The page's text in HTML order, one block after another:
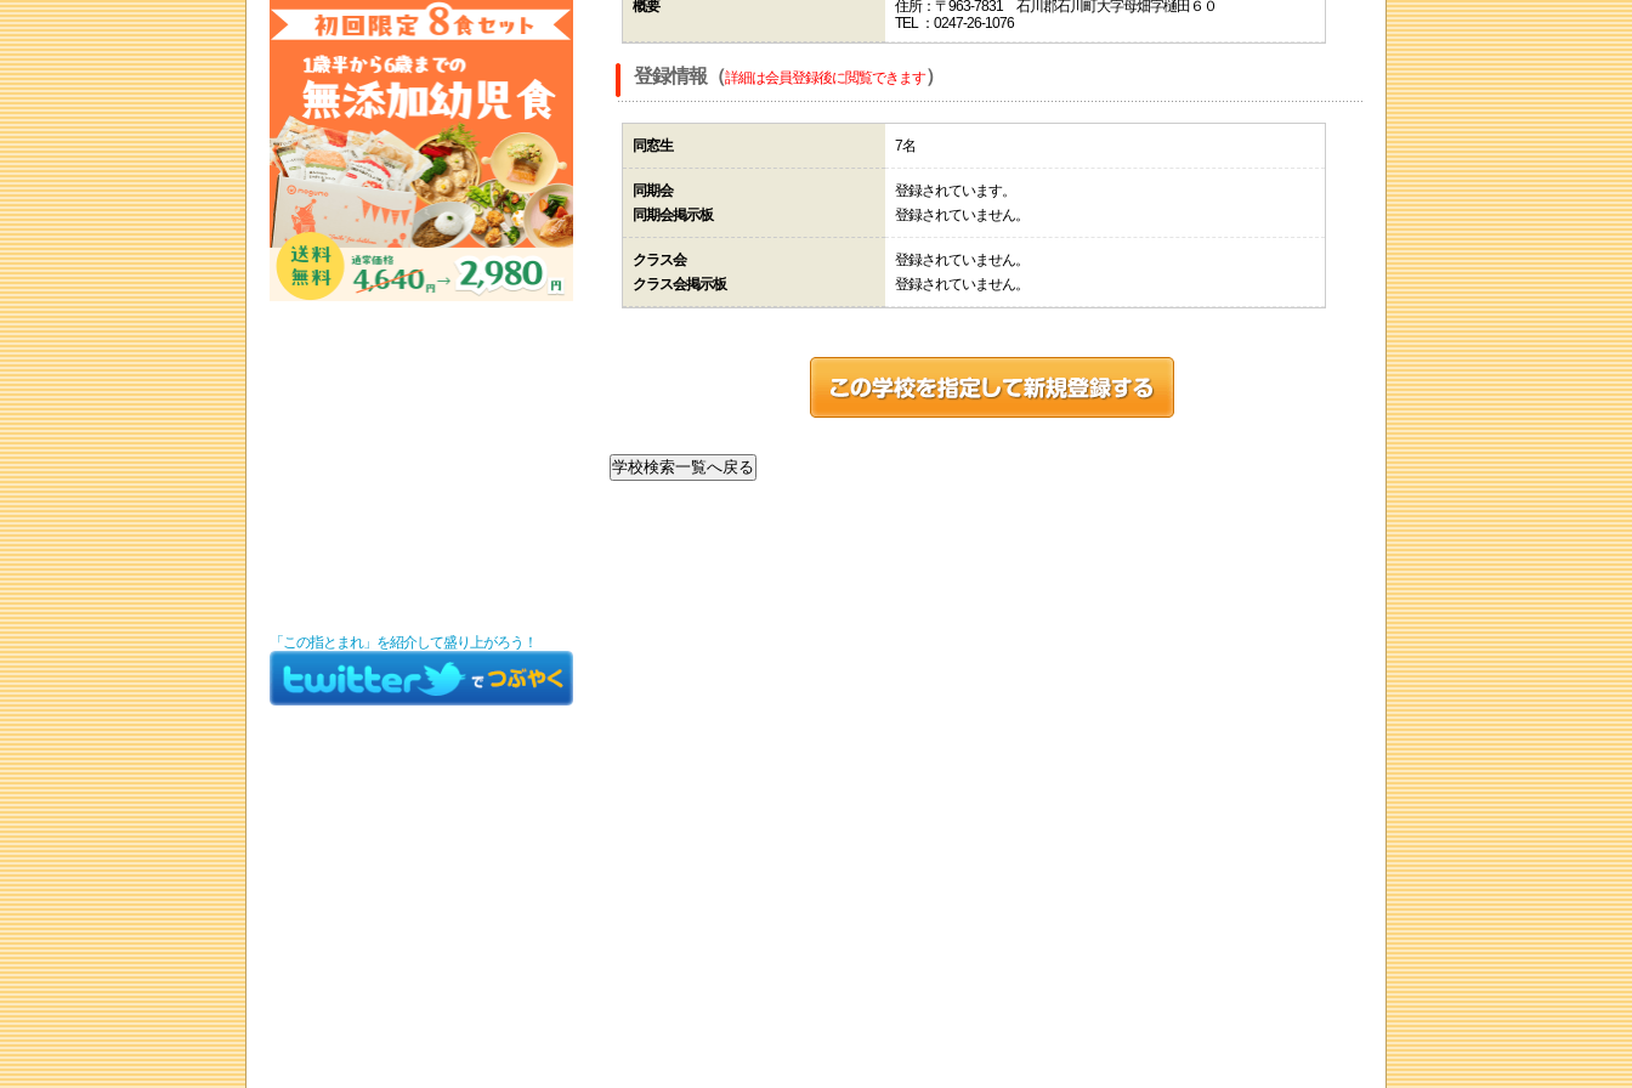
概要
住所：〒963-7831 石川郡石川町大字母畑字樋田６０
TEL ：0247-26-1076
登録情報（詳細は会員登録後に閲覧できます）
同窓生 7名
同期会
同期会掲示板
登録されています。
登録されていません。
クラス会
クラス会掲示板
登録されていません。
登録されていません。
「この指とまれ」を紹介して盛り上がろう！